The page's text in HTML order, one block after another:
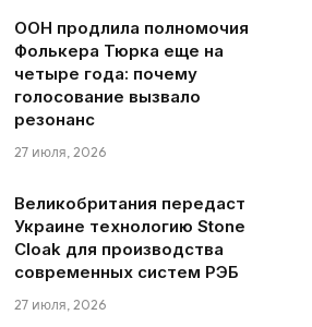
ООН продлила полномочия
Фолькера Тюрка еще на
четыре года: почему
голосование вызвало
резонанс
27 июля, 2026
Великобритания передаст
Украине технологию Stone
Cloak для производства
современных систем РЭБ
27 июля, 2026